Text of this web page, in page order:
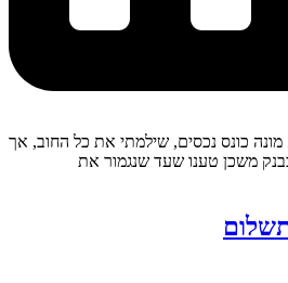
כונס נכסים, שילמתי את כל החוב, אך
משכן טענו שעד שנגמור את